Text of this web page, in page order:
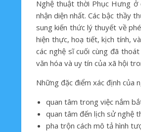
Nghệ thuật thời Phục Hưng ở
nhận diện nhất. Các bậc thầy
sung kiến thức lý thuyết về
hiện thực, hoạ tiết, kịch tính,
các nghệ sĩ cuối cùng đã
văn hóa và uy tín của xã hội
Những đặc điểm xác định của
quan tâm trong việc nắm
quan tâm đến lịch sử nghệ
pha trộn cách mô tả hình